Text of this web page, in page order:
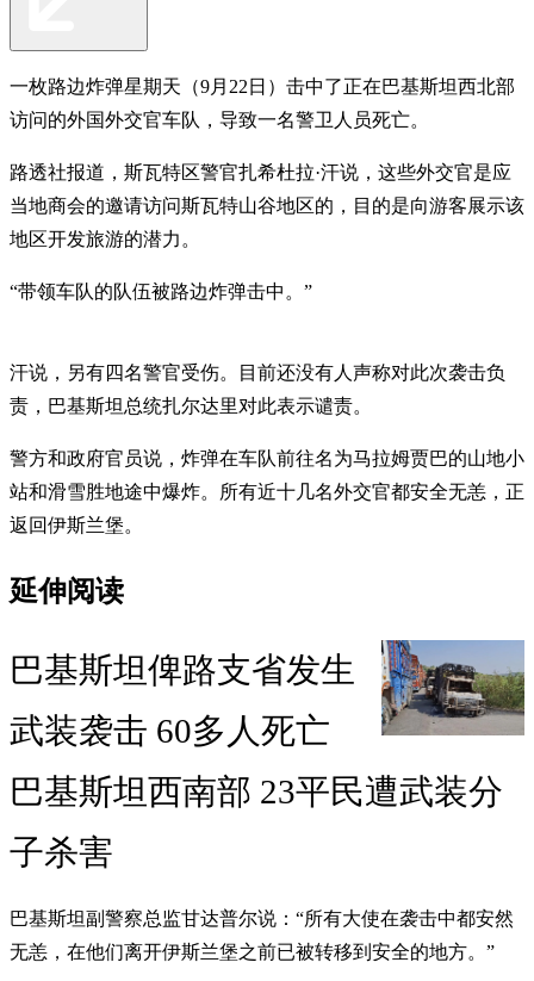
一枚路边炸弹星期天（9月22日）击中了正在巴基斯坦西北部
访问的外国外交官车队，导致一名警卫人员死亡。
路透社报道，斯瓦特区警官扎希杜拉·汗说，这些外交官是应
当地商会的邀请访问斯瓦特山谷地区的，目的是向游客展示该
地区开发旅游的潜力。
“带领车队的队伍被路边炸弹击中。”
汗说，另有四名警官受伤。目前还没有人声称对此次袭击负
责，巴基斯坦总统扎尔达里对此表示谴责。
警方和政府官员说，炸弹在车队前往名为马拉姆贾巴的山地小
站和滑雪胜地途中爆炸。所有近十几名外交官都安全无恙，正
返回伊斯兰堡。
延伸阅读
巴基斯坦俾路支省发生
武装袭击 60多人死亡
巴基斯坦西南部 23平民遭武装分
子杀害
巴基斯坦副警察总监甘达普尔说：“所有大使在袭击中都安然
无恙，在他们离开伊斯兰堡之前已被转移到安全的地方。”